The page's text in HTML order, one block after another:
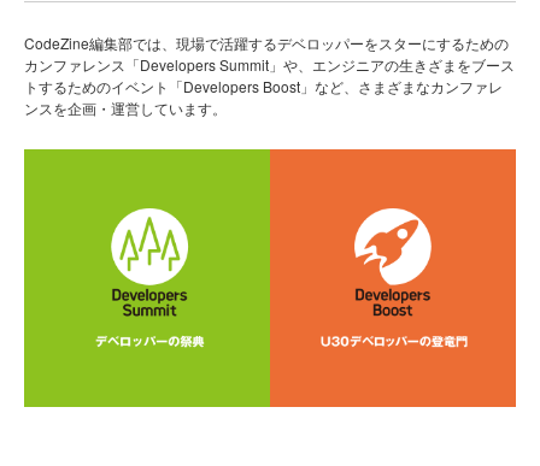
CodeZine編集部では、現場で活躍するデベロッパーをスターにするための
カンファレンス「Developers Summit」や、エンジニアの生きざまをブース
トするためのイベント「Developers Boost」など、さまざまなカンファレ
ンスを企画・運営しています。